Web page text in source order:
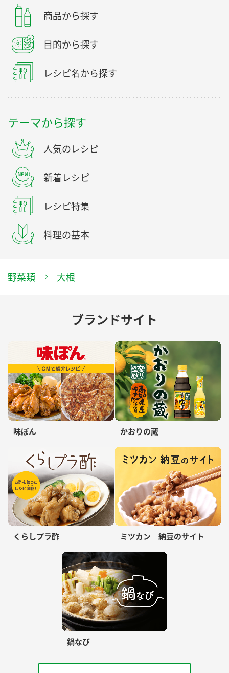
商品から探す
目的から探す
レシピ名から探す
テーマから探す
人気のレシピ
新着レシピ
レシピ特集
料理の基本
野菜類 大根
ブランドサイト
味ぽん かおりの蔵
くらしプラ酢 ミツカン 納豆のサイト
鍋なび